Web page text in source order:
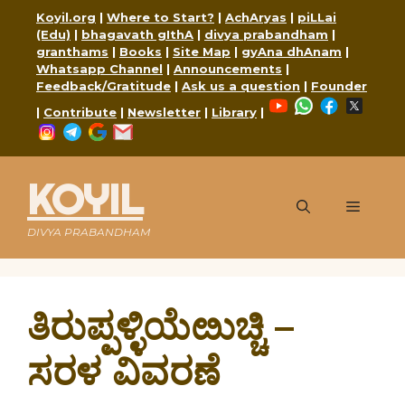
content
Koyil.org | Where to Start? | AchAryas | piLLai
(Edu) | bhagavath gIthA | divya prabandham |
granthams | Books | Site Map | gyAna dhAnam |
Whatsapp Channel | Announcements |
Feedback/Gratitude | Ask us a question | Founder
| Contribute | Newsletter | Library |
YouTubeWhatsApp
Facebook
Instagram
Telegram
Google
KOYIL
DIVYA PRABANDHAM
Menu
ತಿರುಪ್ಪಳ್ಳಿಯೆೞುಚ್ಚಿ –
ಸರಳ ವಿವರಣೆ